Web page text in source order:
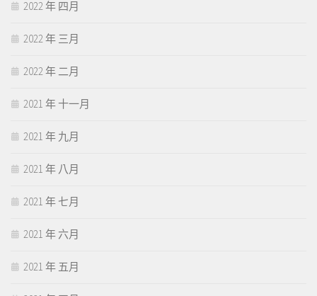
2022 年 四月
2022 年 三月
2022 年 二月
2021 年 十一月
2021 年 九月
2021 年 八月
2021 年 七月
2021 年 六月
2021 年 五月